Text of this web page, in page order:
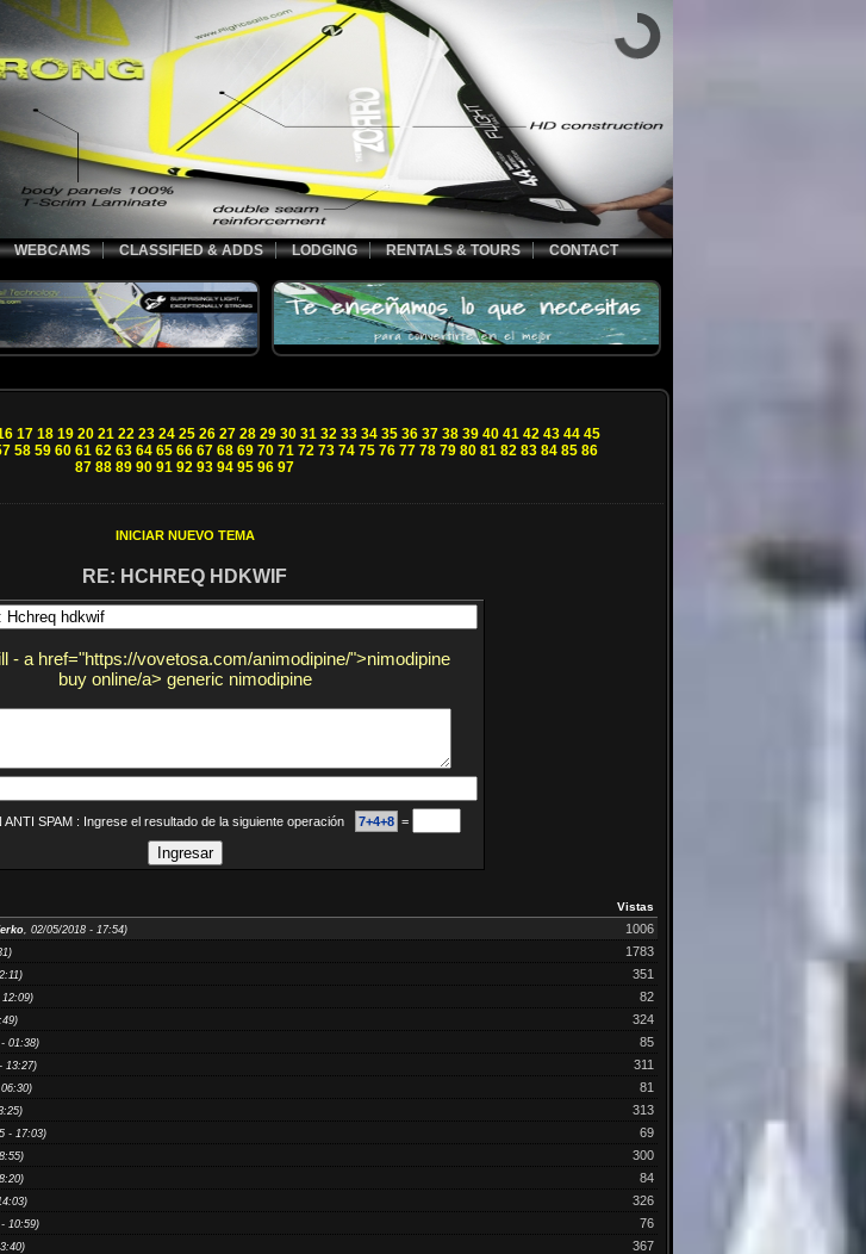
WEBCAMS CLASSIFIED & ADDS LODGING RENTALS & TOURS CONTACT
17 18 19 20 21 22 23 24 25 26 27 28 29 30 31 32 33 34 35 36 37 38 39 40 41 42 43 44 45
58 59 60 61 62 63 64 65 66 67 68 69 70 71 72 73 74 75 76 77 78 79 80 81 82 83 84 85 86
87 88 89 90 91 92 93 94 95 96 97
INICIAR NUEVO TEMA
RE: HCHREQ HDKWIF
- a href="https://vovetosa.com/animodipine/">nimodipine
buy online/a> generic nimodipine
ANTI SPAM : Ingrese el resultado de la siguiente operación 7+4+8 =
Vistas
1006
, 02/05/2018 - 17:54)
1783
351
82
324
85
01:38)
311
13:27)
81
313
69
- 17:03)
300
84
326
76
10:59)
367